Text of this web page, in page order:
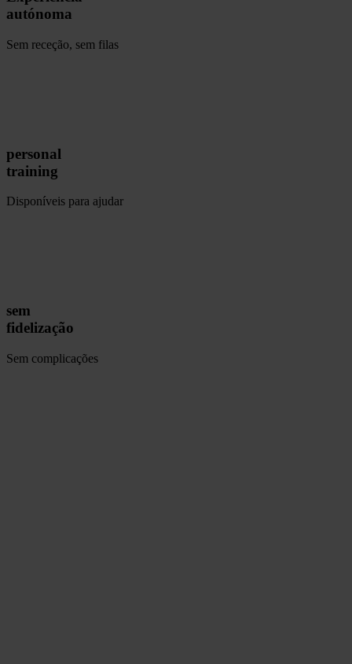
autónoma
Sem receção, sem filas
personal
training
Disponíveis para ajudar
sem
fidelização
Sem complicações